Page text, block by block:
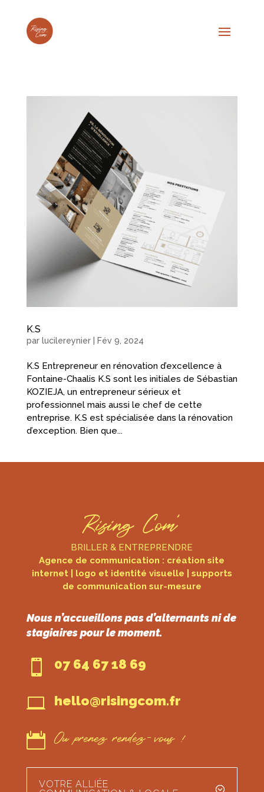
K.S
par lucilereynier| Fév 9, 2024
K.S Entrepreneur en rénovation d’excellence à
Fontaine-Chaalis K.S sont les initiales de Sébastian
KOZIEJA, un entrepreneur sérieux et
professionnel mais aussi le chef de cette
entreprise. K.S est spécialisée dans la rénovation
d’exception. Bien que...
Rising Com’
BRILLER & ENTREPRENDRE
Agence de communication : création site
internet | logo et identité visuelle | supports
de communication sur-mesure
Nous n’accueillons pas d’alternants ni de
stagiaires pour le moment.
 07 64 67 18 69
 hello@risingcom.fr
 Ou prenez rendez-vous !
VOTRE ALLIÉE